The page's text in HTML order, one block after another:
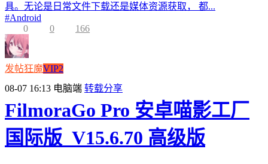
具。无论是日常文件下载还是媒体资源获取， 都...
#Android
0
0 166
发帖狂魔VIP2
08-07 16:13 电脑端 转载分享
FilmoraGo Pro 安卓喵影工厂
国际版_V15.6.70 高级版